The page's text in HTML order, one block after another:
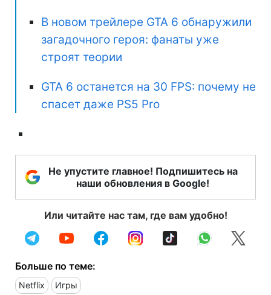
В новом трейлере GTA 6 обнаружили
загадочного героя: фанаты уже
строят теории
GTA 6 останется на 30 FPS: почему не
спасет даже PS5 Pro
Не упустите главное! Подпишитесь на
наши обновления в Google!
Или читайте нас там, где вам удобно!
Больше по теме:
Netflix Игры